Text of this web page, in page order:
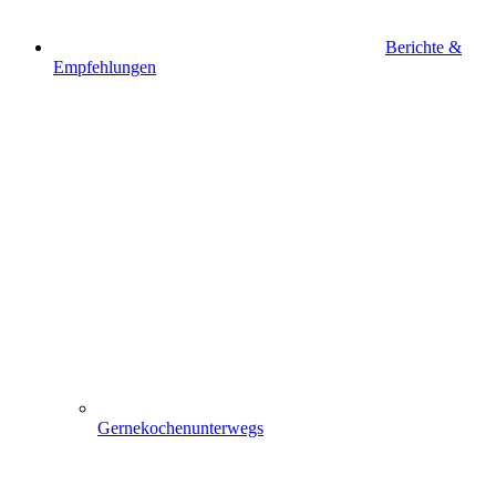
Berichte &
Empfehlungen
Gernekochenunterwegs